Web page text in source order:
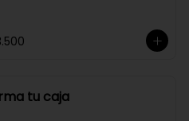
tu caja